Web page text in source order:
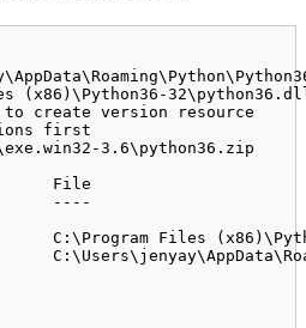
(x86)\Python36-
to create version resource
first
3.6\python36.zip
File
----
C:\Program Files